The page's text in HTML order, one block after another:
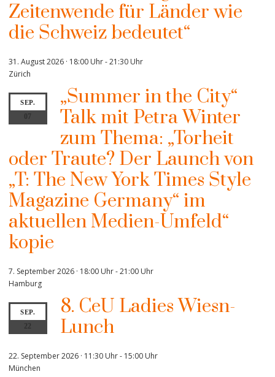
Zeitenwende für Länder wie
die Schweiz bedeutet“
31. August 2026 · 18:00 Uhr-21:30 Uhr
Zürich
SEP.
07
„Summer in the City“
Talk mit Petra Winter
zum Thema: „Torheit
oder Traute? Der Launch von
„T: The New York Times Style
Magazine Germany“ im
aktuellen Medien-Umfeld“
kopie
7. September 2026 · 18:00 Uhr-21:00 Uhr
Hamburg
SEP.
22
8. CeU Ladies Wiesn-
Lunch
22. September 2026 · 11:30 Uhr- 15:00 Uhr
München